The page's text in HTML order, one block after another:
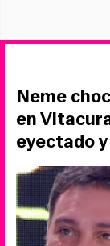
Neme
en
eyectado